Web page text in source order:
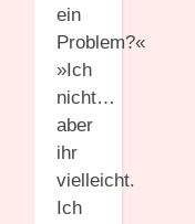
ein
Problem?«
»Ich
nicht…
aber
ihr
vielleicht.
Ich